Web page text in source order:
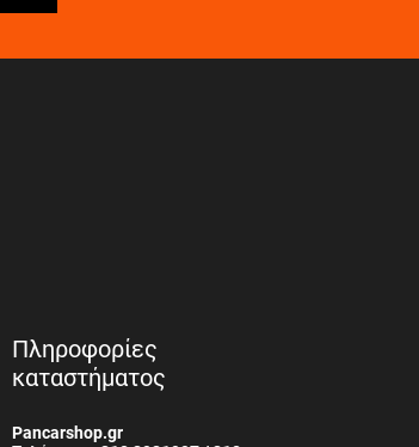
Πληροφορίες
καταστήματος
Pancarshop.gr